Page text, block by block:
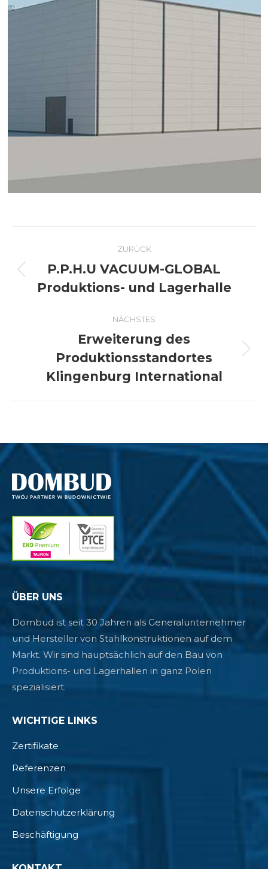
Kommentarnavigation
ZURÜCK
Vorheriger
Beitrag:
P.P.H.U VACUUM-GLOBAL
Produktions- und Lagerhalle
NÄCHSTES
Nächster
Beitrag:
Erweiterung des
Produktionsstandortes
Klingenburg International
ÜBER UNS
Dombud ist seit 30 Jahren als Generalunternehmer
und Hersteller von Stahlkonstruktionen auf dem
Markt. Wir sind hauptsächlich auf den Bau von
Produktions- und Lagerhallen in ganz Polen
spezialisiert.
WICHTIGE LINKS
Zertifikate
Referenzen
Unsere Erfolge
Datenschutzerklärung
Beschäftigung